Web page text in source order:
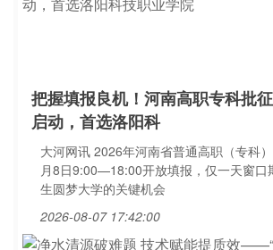
把握填报良机！河南高职专科批
启动，首选洛阳科
大河网讯 2026年河南省普通高职（专科
月8日9:00—18:00开放填报，仅一天窗口
生圆梦大学的关键机会
2026-08-07 17:42:00